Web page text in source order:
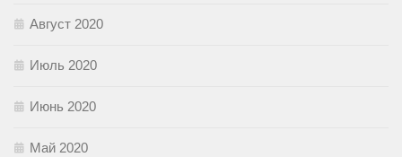
Август 2020
Июль 2020
Июнь 2020
Май 2020